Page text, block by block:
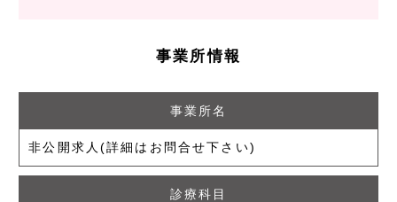
事業所情報
事業所名
非公開求人(詳細はお問合せ下さい)
診療科目